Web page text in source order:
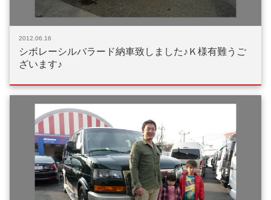
2012.06.16
シボレーシルバラード納車致しました♪Ｋ様有難うご
ざいます♪